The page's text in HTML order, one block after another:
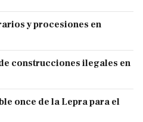
y procesiones en
construcciones ilegales en
once de la Lepra para el